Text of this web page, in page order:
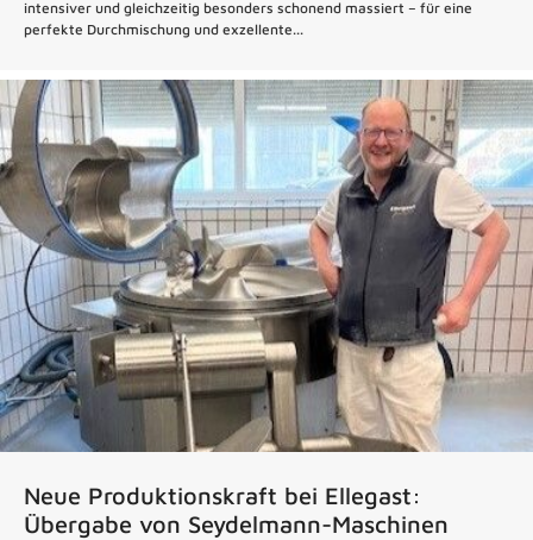
intensiver und gleichzeitig besonders schonend massiert – für eine
perfekte Durchmischung und exzellente...
Neue Produktionskraft bei Ellegast:
Übergabe von Seydelmann-Maschinen